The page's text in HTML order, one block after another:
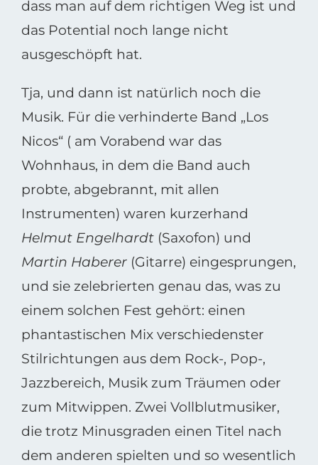
dass man auf dem richtigen Weg ist und
das Potential noch lange nicht
ausgeschöpft hat.
Tja, und dann ist natürlich noch die
Musik. Für die verhinderte Band „Los
Nicos“ ( am Vorabend war das
Wohnhaus, in dem die Band auch
probte, abgebrannt, mit allen
Instrumenten) waren kurzerhand
Helmut Engelhardt(Saxofon) und
Martin Haberer(Gitarre) eingesprungen,
und sie zelebrierten genau das, was zu
einem solchen Fest gehört: einen
phantastischen Mix verschiedenster
Stilrichtungen aus dem Rock-, Pop-,
Jazzbereich, Musik zum Träumen oder
zum Mitwippen. Zwei Vollblutmusiker,
die trotz Minusgraden einen Titel nach
dem anderen spielten und so wesentlich